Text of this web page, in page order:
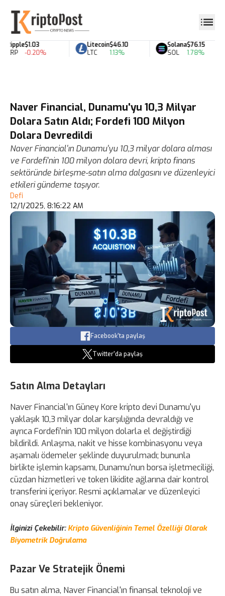
Ripple
XRP
$1.03
-0.20%
Litecoin
LTC
$46.10
1.13%
Solana
SOL
$76.15
1.78%
Naver Financial, Dunamu'yu 10,3 Milyar
Dolara Satın Aldı; Fordefi 100 Milyon
Dolara Devredildi
Naver Financial'ın Dunamu'yu 10,3 milyar dolara alması
ve Fordefi'nin 100 milyon dolara devri, kripto finans
sektöründe birleşme-satın alma dalgasını ve düzenleyici
etkileri gündeme taşıyor.
Defi
12/1/2025, 8:16:22 AM
Facebook'ta paylaş
Twitter'da paylaş
Satın Alma Detayları
Naver Financial'ın Güney Kore kripto devi Dunamu'yu
yaklaşık 10,3 milyar dolar karşılığında devraldığı ve
ayrıca Fordefi'nin 100 milyon dolarla el değiştirdiği
bildirildi. Anlaşma, nakit ve hisse kombinasyonu veya
aşamalı ödemeler şeklinde duyurulmadı; bununla
birlikte işlemin kapsamı, Dunamu'nun borsa işletmeciliği,
cüzdan hizmetleri ve token likidite ağlarına dair kontrol
transferini içeriyor. Resmi açıklamalar ve düzenleyici
onay süreçleri bekleniyor.
İlginizi Çekebilir: Kripto Güvenliğinin Temel Özelliği Olarak
Biyometrik Doğrulama
Pazar Ve Stratejik Önemi
Bu satın alma, Naver Financial'ın finansal teknoloji ve